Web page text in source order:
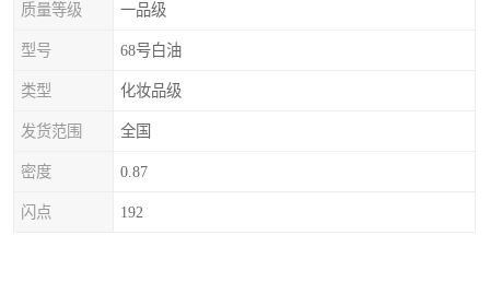
质量等级 一品级
型号 68号白油
类型 化妆品级
发货范围 全国
密度 0.87
闪点 192